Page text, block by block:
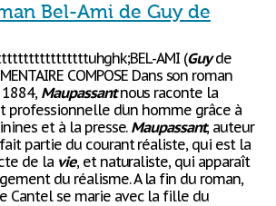
Bel-Ami de Guy de
AMI (Guyde
COMPOSE Dans son roman
Maupassantnous raconte la
professionnelle d’un homme grâce à
et à la presse. Maupassant, auteur
partie du courant réaliste, qui est la
de la vie, et naturaliste, qui apparaît
du réalisme. A la fin du roman,
Cantel se marie avec la fille du